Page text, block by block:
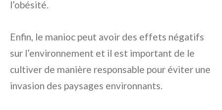
l’obésité.
Enfin, le manioc peut avoir des effets négatifs
sur l’environnement et il est important de le
cultiver de manière responsable pour éviter une
invasion des paysages environnants.